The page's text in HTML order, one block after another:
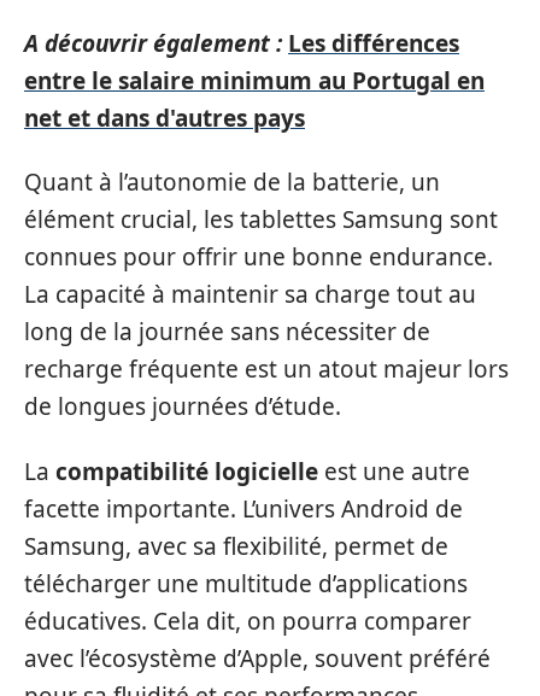
A découvrir également : Les différences
entre le salaire minimum au Portugal en
net et dans d'autres pays
Quant à l’autonomie de la batterie, un
élément crucial, les tablettes Samsung sont
connues pour offrir une bonne endurance.
La capacité à maintenir sa charge tout au
long de la journée sans nécessiter de
recharge fréquente est un atout majeur lors
de longues journées d’étude.
La compatibilité logicielle est une autre
facette importante. L’univers Android de
Samsung, avec sa flexibilité, permet de
télécharger une multitude d’applications
éducatives. Cela dit, on pourra comparer
avec l’écosystème d’Apple, souvent préféré